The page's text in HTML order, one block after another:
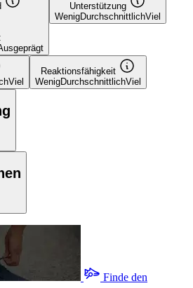
Unterstützung
WenigDurchschnittlichViel
Viel
Reaktionsfähigkeit
WenigDurchschnittlichViel
Finde den